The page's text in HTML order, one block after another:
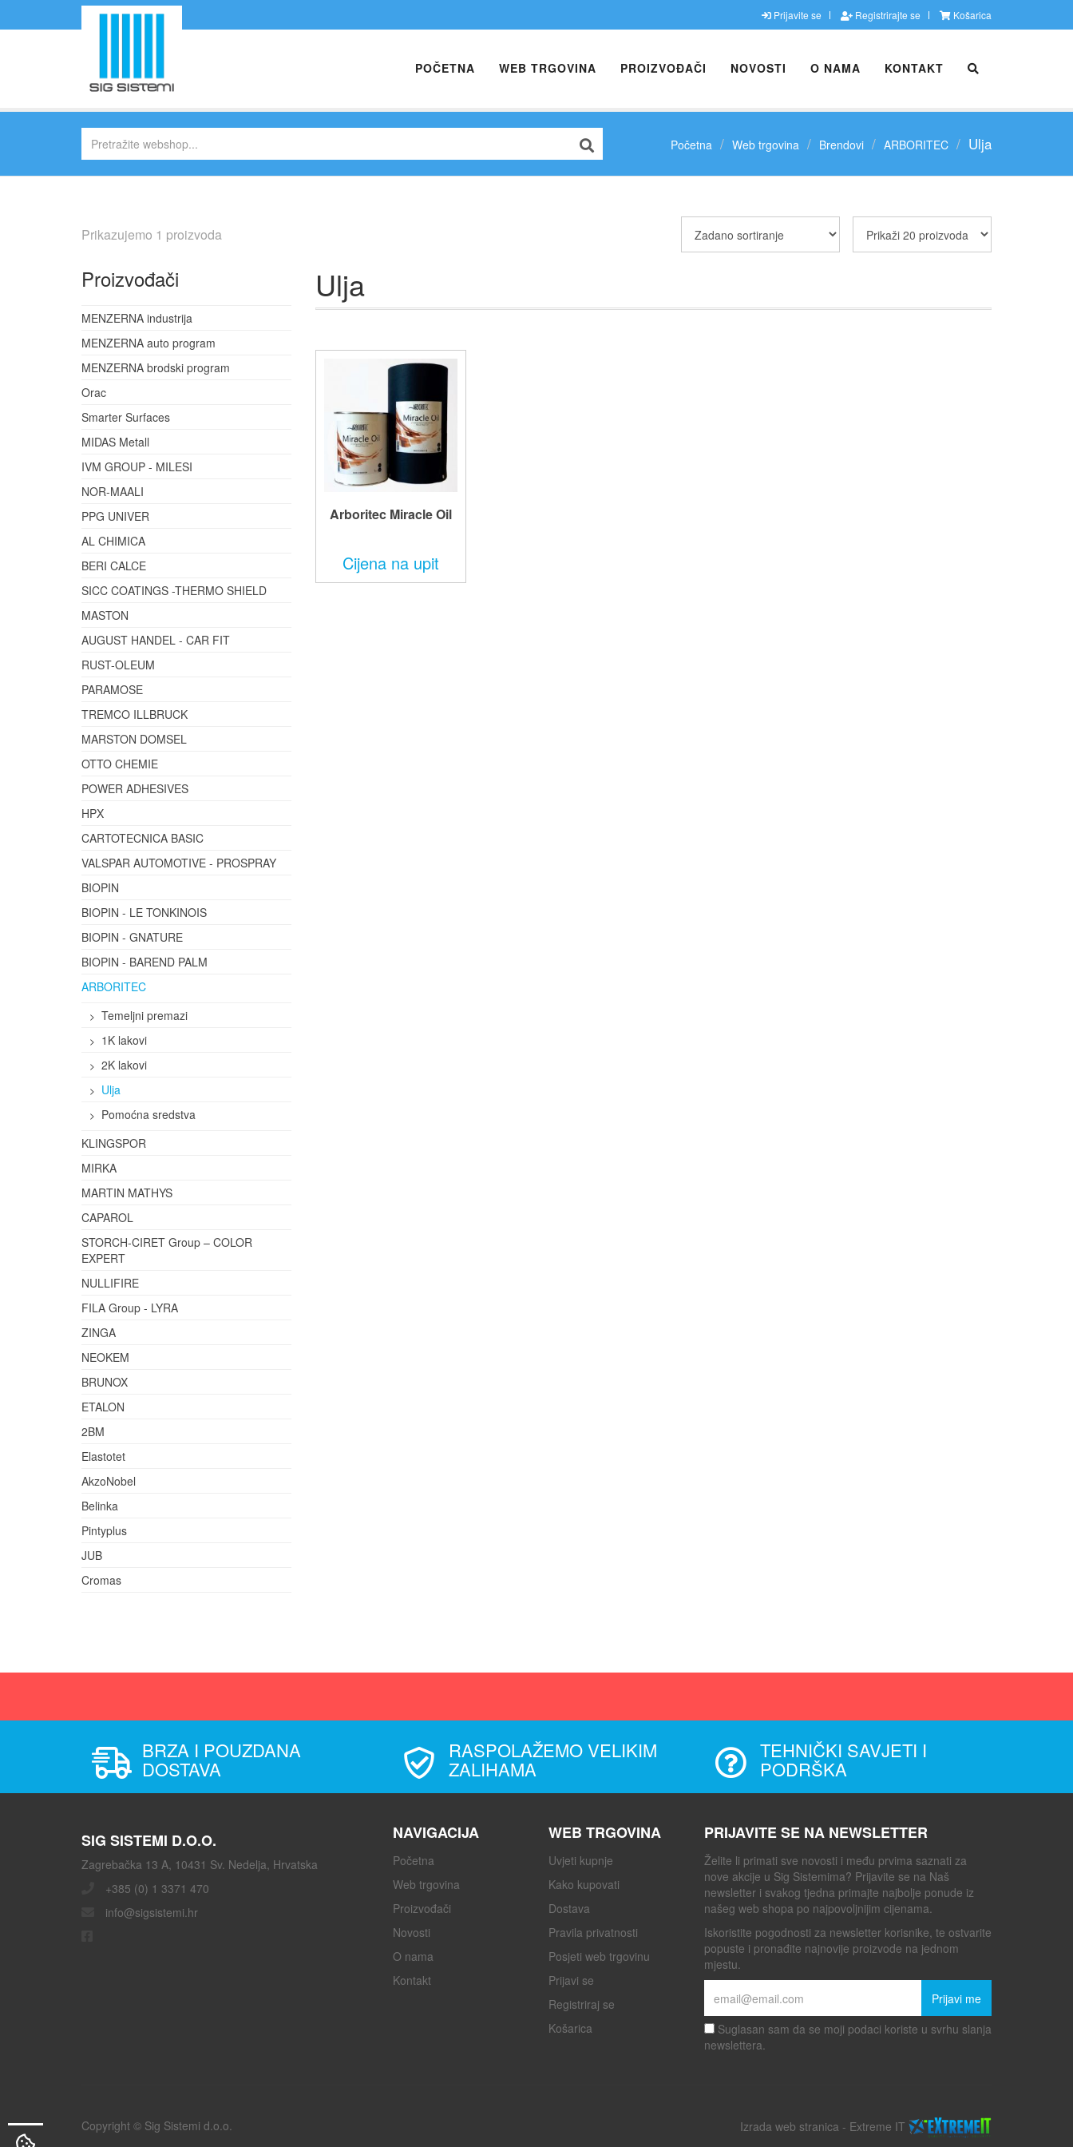
Prijavite se Registrirajte se Košarica
POČETNA WEB TRGOVINA PROIZVOĐAČI NOVOSTI O NAMA KONTAKT
Početna Web trgovina Brendovi ARBORITEC Ulja
Prikazujemo 1 proizvoda
Proizvođači
MENZERNA industrija
MENZERNA auto program
MENZERNA brodski program
Orac
Smarter Surfaces
MIDAS Metall
IVM GROUP - MILESI
NOR-MAALI
PPG UNIVER
AL CHIMICA
BERI CALCE
SICC COATINGS -THERMO SHIELD
MASTON
AUGUST HANDEL - CAR FIT
RUST-OLEUM
PARAMOSE
TREMCO ILLBRUCK
MARSTON DOMSEL
OTTO CHEMIE
POWER ADHESIVES
HPX
CARTOTECNICA BASIC
VALSPAR AUTOMOTIVE - PROSPRAY
BIOPIN
BIOPIN - LE TONKINOIS
BIOPIN - GNATURE
BIOPIN - BAREND PALM
ARBORITEC
Temeljni premazi
1K lakovi
2K lakovi
Ulja
Pomoćna sredstva
KLINGSPOR
MIRKA
MARTIN MATHYS
CAPAROL
STORCH-CIRET Group – COLOR
EXPERT
NULLIFIRE
FILA Group - LYRA
ZINGA
NEOKEM
BRUNOX
ETALON
2BM
Elastotet
AkzoNobel
Belinka
Pintyplus
JUB
Cromas
Ulja
Arboritec Miracle Oil
Cijena na upit
BRZA I POUZDANA
DOSTAVA
RASPOLAŽEMO VELIKIM
ZALIHAMA
TEHNIČKI SAVJETI I
PODRŠKA
SIG SISTEMI D.O.O.
Zagrebačka 13 A, 10431 Sv. Nedelja, Hrvatska
+385 (0) 1 3371 470
info@sigsistemi.hr
NAVIGACIJA
Početna
Web trgovina
Proizvođači
Novosti
O nama
Kontakt
WEB TRGOVINA
Uvjeti kupnje
Kako kupovati
Dostava
Pravila privatnosti
Posjeti web trgovinu
Prijavi se
Registriraj se
Košarica
PRIJAVITE SE NA NEWSLETTER
Želite li primati sve novosti i među prvima saznati za
nove akcije u Sig Sistemima? Prijavite se na Naš
newsletter i svakog tjedna primajte najbolje ponude iz
našeg web shopa po najpovoljnijim cijenama.
Iskoristite pogodnosti za newsletter korisnike, te ostvarite
popuste i pronađite najnovije proizvode na jednom
mjestu.
Prijavi me
Suglasan sam da se moji podaci koriste u svrhu slanja
newslettera.
Copyright © Sig Sistemi d.o.o. Izrada web stranica - Extreme IT